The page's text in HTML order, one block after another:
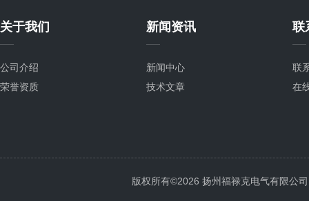
关于我们
公司介绍
荣誉资质
新闻资讯
新闻中心
技术文章
联
联
在
版权所有©2026 扬州福禄克电气有限公